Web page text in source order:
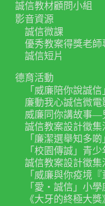
誠信教材顧問小組
影音資源
誠信微課
優秀教案得獎老師
誠信短片
德育活動
「威廉陪你說誠
廉動我心誠信微電
威廉同你講故事—
誠信教案設計徵集
「廉潔選舉知多
「校園傳誠」青
誠信教案設計徵集
「威廉與你疫境
「愛‧誠信」小學
《大牙的終極大